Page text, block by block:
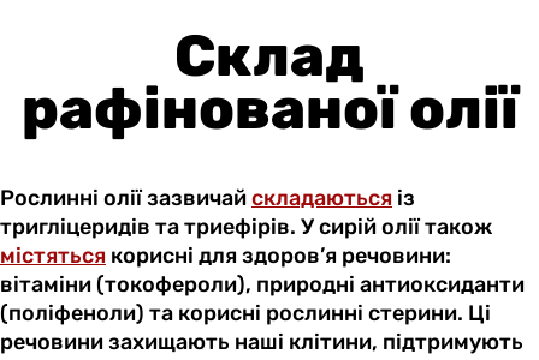
Склад
рафінованої олії
Рослинні олії зазвичайскладаються із
тригліцеридів та триефірів. У сирій олії також
містяться корисні для здоров’я речовини:
вітаміни (токофероли), природні антиоксиданти
(поліфеноли) та корисні рослинні стерини. Ці
речовини захищають наші клітини, підтримують